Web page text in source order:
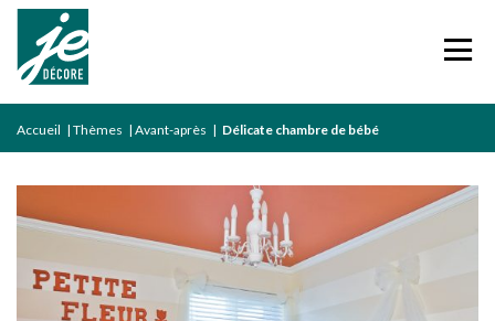
Accueil | Thèmes | Avant-après | Délicate chambre de bébé